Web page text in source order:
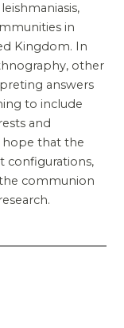
in
Kingdom. In
other
answers
to include
and
hope that the
configurations,
communion